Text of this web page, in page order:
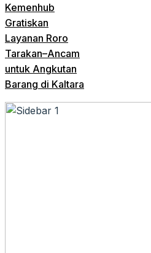
Kemenhub
Gratiskan
Layanan Roro
Tarakan–Ancam
untuk Angkutan
Barang di Kaltara